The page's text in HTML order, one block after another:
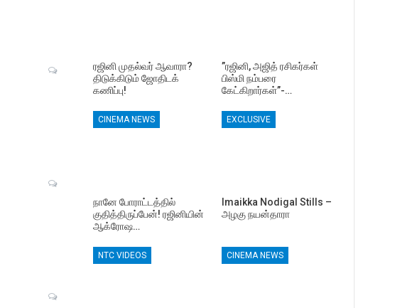
ரஜினி முதல்வர் ஆவாரா?
திடுக்கிடும் ஜோதிடக்
கணிப்பு!
”ரஜினி, அஜித் ரசிகர்கள்
பிஸ்மி நம்பரை
கேட்கிறார்கள்”-…
CINEMA NEWS
நானே போராட்டத்தில்
குதித்திருப்பேன்! ரஜினியின்
ஆக்ரோஷ…
EXCLUSIVE
Imaikka Nodigal Stills –
அழகு நயன்தாரா
NTC VIDEOS CINEMA NEWS